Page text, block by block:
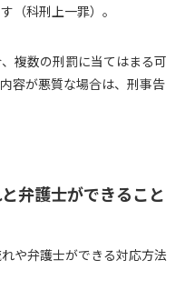
（科刑上一罪）。
複数の刑罰に当てはまる可
容が悪質な場合は、刑事告
弁護士ができること
や弁護士ができる対応方法